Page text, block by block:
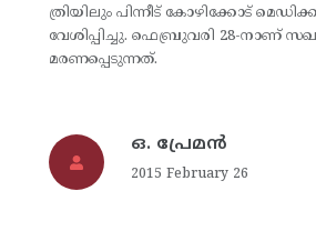
ത്രിയിലും പിന്നീട് കോഴിക്കോട്
വേശിപ്പിച്ചു. ഫെബ്രുവരി 28-നാണ്
മരണപ്പെടുന്നത്.
ഒ. പ്രേമന്‍
2015 February 26